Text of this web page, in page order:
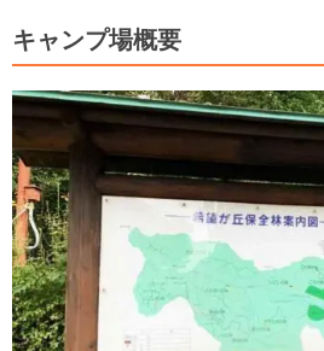
キャンプ場概要